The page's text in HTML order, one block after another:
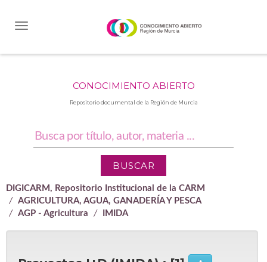
CONOCIMIENTO ABIERTO
Repositorio documental de la Región de Murcia
DIGICARM, Repositorio Institucional de la CARM
AGRICULTURA, AGUA, GANADERÍA Y PESCA
AGP - Agricultura
IMIDA